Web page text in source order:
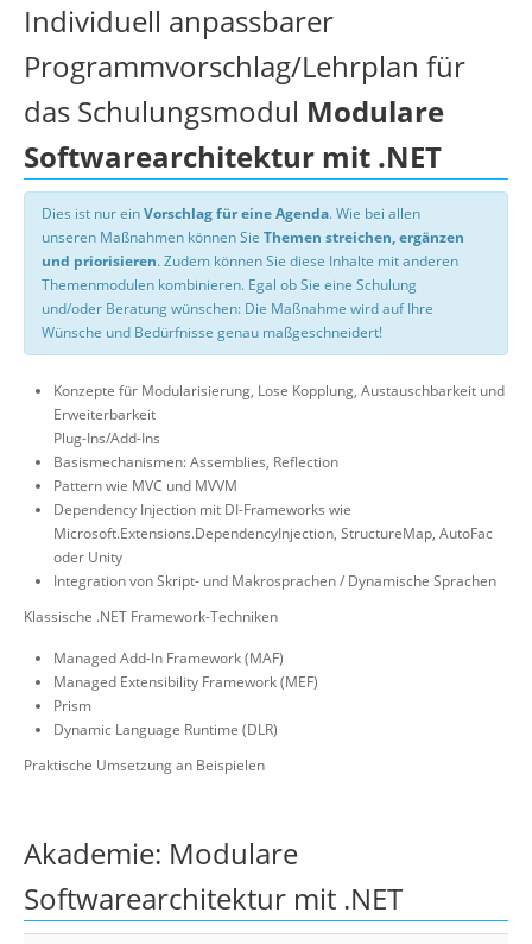
Individuell anpassbarer
Programmvorschlag/Lehrplan für
das Schulungsmodul Modulare
Softwarearchitektur mit .NET
Dies ist nur einVorschlag für eine Agenda. Wie bei allen
unseren Maßnahmen können Sie Themen streichen, ergänzen
und priorisieren. Zudem können Sie diese Inhalte mit anderen
Themenmodulen kombinieren. Egal ob Sie eine Schulung
und/oder Beratung wünschen: Die Maßnahme wird auf Ihre
Wünsche und Bedürfnisse genau maßgeschneidert!
Konzepte für Modularisierung, Lose Kopplung, Austauschbarkeit und
Erweiterbarkeit
Plug-Ins/Add-Ins
Basismechanismen: Assemblies, Reflection
Pattern wie MVC und MVVM
Dependency Injection mit DI-Frameworks wie
Microsoft.Extensions.DependencyInjection, StructureMap, AutoFac
oder Unity
Integration von Skript- und Makrosprachen / Dynamische Sprachen
Klassische .NET Framework-Techniken
Managed Add-In Framework (MAF)
Managed Extensibility Framework (MEF)
Prism
Dynamic Language Runtime (DLR)
Praktische Umsetzung an Beispielen
Akademie: Modulare
Softwarearchitektur mit .NET